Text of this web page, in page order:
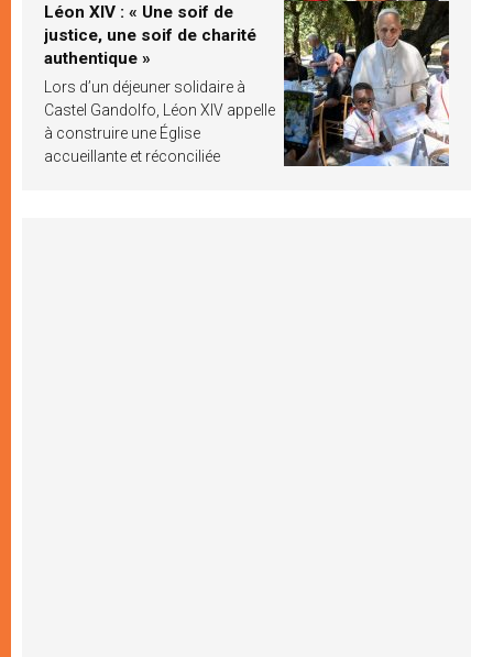
Léon XIV : « Une soif de
justice, une soif de charité
authentique »
Lors d’un déjeuner solidaire à
Castel Gandolfo, Léon XIV appelle
à construire une Église
accueillante et réconciliée